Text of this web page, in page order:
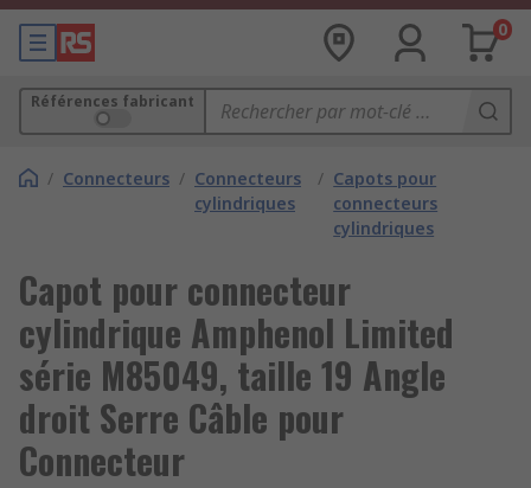
0
Références fabricant
/ Connecteurs / Connecteurs
cylindriques
/ Capots pour
connecteurs
cylindriques
Capot pour connecteur
cylindrique Amphenol Limited
série M85049, taille 19 Angle
droit Serre Câble pour
Connecteur